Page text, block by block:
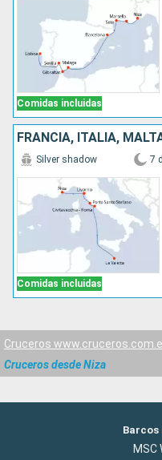
Comidas incluidas
FRANCIA, ITALIA,
Comidas incluidas
Silver shadow 7 d
Cruceros
Cruceros desde Niza
Barcos
MSC